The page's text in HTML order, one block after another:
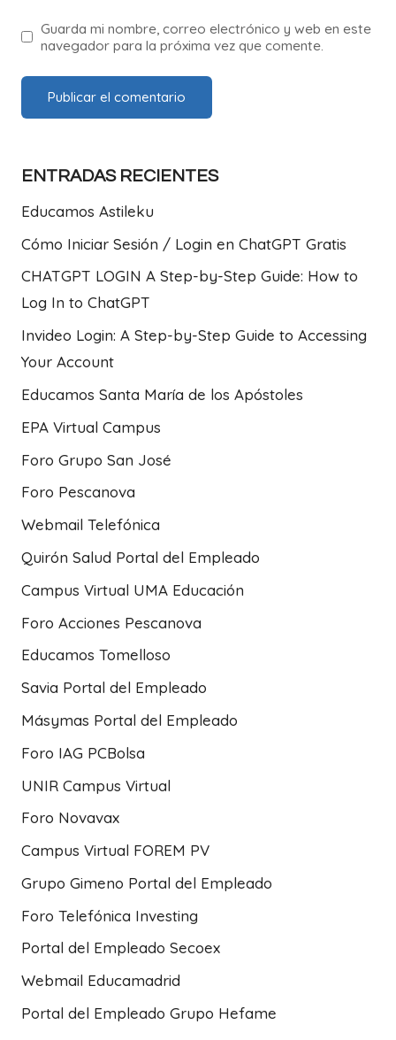
Guarda mi nombre, correo electrónico y web en este
navegador para la próxima vez que comente.
ENTRADAS RECIENTES
Educamos Astileku
Cómo Iniciar Sesión / Login en ChatGPT Gratis
CHATGPT LOGIN A Step-by-Step Guide: How to
Log In to ChatGPT
Invideo Login: A Step-by-Step Guide to Accessing
Your Account
Educamos Santa María de los Apóstoles
EPA Virtual Campus
Foro Grupo San José
Foro Pescanova
Webmail Telefónica
Quirón Salud Portal del Empleado
Campus Virtual UMA Educación
Foro Acciones Pescanova
Educamos Tomelloso
Savia Portal del Empleado
Másymas Portal del Empleado
Foro IAG PCBolsa
UNIR Campus Virtual
Foro Novavax
Campus Virtual FOREM PV
Grupo Gimeno Portal del Empleado
Foro Telefónica Investing
Portal del Empleado Secoex
Webmail Educamadrid
Portal del Empleado Grupo Hefame